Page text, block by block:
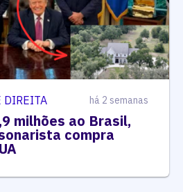
DIREITA há 2 semanas
milhões ao Brasil,
compra